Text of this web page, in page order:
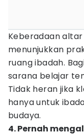
Keberadaan
menunjukkan
ruang ibadah.
sarana belajar
Tidak heran jika
hanya untuk
budaya.
4. Pernah